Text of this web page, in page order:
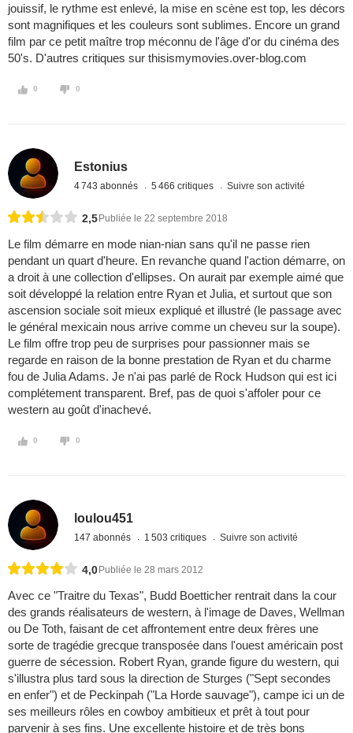
jouissif, le rythme est enlevé, la mise en scène est top, les décors
sont magnifiques et les couleurs sont sublimes. Encore un grand
film par ce petit maître trop méconnu de l'âge d'or du cinéma des
50's. D'autres critiques sur thisismymovies.over-blog.com
0 0
Estonius
4 743 abonnés 5 466 critiques Suivre son activité
2,5 Publiée le 22 septembre 2018
Le film démarre en mode nian-nian sans qu'il ne passe rien
pendant un quart d'heure. En revanche quand l'action démarre, on
a droit à une collection d'ellipses. On aurait par exemple aimé que
soit développé la relation entre Ryan et Julia, et surtout que son
ascension sociale soit mieux expliqué et illustré (le passage avec
le général mexicain nous arrive comme un cheveu sur la soupe).
Le film offre trop peu de surprises pour passionner mais se
regarde en raison de la bonne prestation de Ryan et du charme
fou de Julia Adams. Je n'ai pas parlé de Rock Hudson qui est ici
complétement transparent. Bref, pas de quoi s'affoler pour ce
western au goût d'inachevé.
0 0
loulou451
147 abonnés 1 503 critiques Suivre son activité
4,0 Publiée le 28 mars 2012
Avec ce "Traitre du Texas", Budd Boetticher rentrait dans la cour
des grands réalisateurs de western, à l'image de Daves, Wellman
ou De Toth, faisant de cet affrontement entre deux frères une
sorte de tragédie grecque transposée dans l'ouest américain post
guerre de sécession. Robert Ryan, grande figure du western, qui
s'illustra plus tard sous la direction de Sturges ("Sept secondes
en enfer") et de Peckinpah ("La Horde sauvage"), campe ici un de
ses meilleurs rôles en cowboy ambitieux et prêt à tout pour
parvenir à ses fins. Une excellente histoire et de très bons